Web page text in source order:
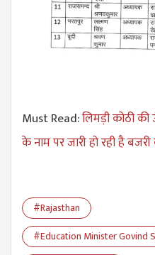
Must Read:लिमड़ी कोठी की
के नाम पर जारी हो रही है
#Rajasthan
#Education Minister Govind